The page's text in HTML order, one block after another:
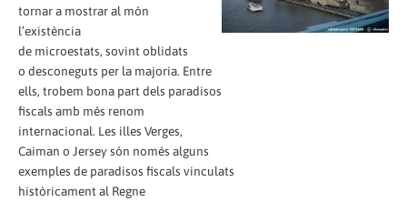
tornar a mostrar al món
l’existència
de microestats, sovint oblidats
o desconeguts per la majoria. Entre
ells, trobem bona part dels paradisos
fiscals amb més renom
internacional. Les illes Verges,
Caiman o Jersey són només alguns
exemples de paradisos fiscals vinculats
històricament al Regne